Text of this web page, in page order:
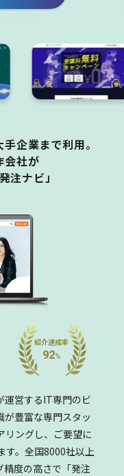
企業まで利用。
会社が
注ナビ」
運営するIT専門のビ
が豊富な専門スタッ
ングし、 ご要望に
。 全国8000社以上
精度の高さで 「発注
紹介達成率
92%